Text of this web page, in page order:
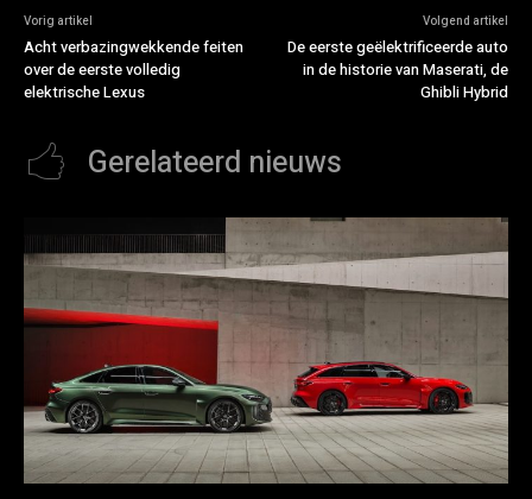
Vorig artikel
Acht verbazingwekkende feiten
over de eerste volledig
elektrische Lexus
Volgend artikel
De eerste geëlektrificeerde auto
in de historie van Maserati, de
Ghibli Hybrid
Gerelateerd nieuws